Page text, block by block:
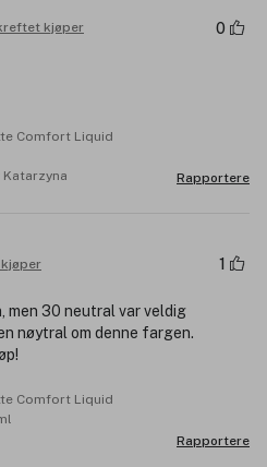
kjøper 0
Comfort Liquid
Rapportere
1
men 30 neutral var veldig
nøytral om denne fargen.
Comfort Liquid
Rapportere